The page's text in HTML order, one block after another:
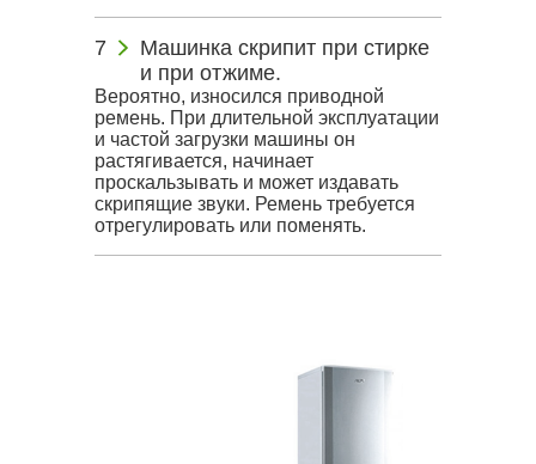
Машинка скрипит при стирке
и при отжиме.
Вероятно, износился приводной
ремень. При длительной эксплуатации
и частой загрузки машины он
растягивается, начинает
проскальзывать и может издавать
скрипящие звуки. Ремень требуется
отрегулировать или поменять.